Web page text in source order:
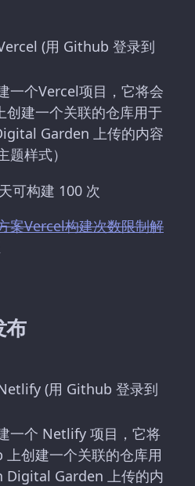
(用 Github 登录到
一个Vercel项目，它将会
创建一个关联的仓库用于
Garden 上传的内容
题样式）
可构建 100 次
案Vercel构建次数限制解
(用 Github 登录到
一个 Netlify 项目，它将
创建一个关联的仓库用
Digital Garden 上传的内